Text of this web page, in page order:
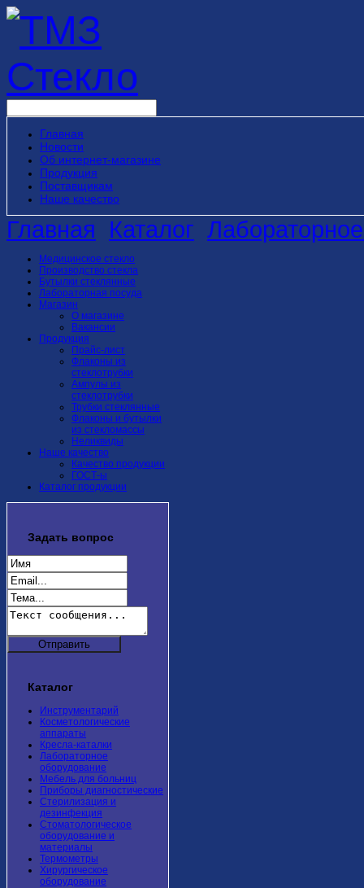
Главная
Новости
Об интернет-магазине
Продукция
Поставщикам
Наше качество
Главная Каталог
Медицинское стекло
Производство стекла
Бутылки стеклянные
Лабораторная посуда
Магазин
О магазине
Вакансии
Продукция
Прайс-лист
Флаконы из
стеклотрубки
Ампулы из
стеклотрубки
Трубки стеклянные
Флаконы и бутылки
из стекломассы
Неликвиды
Наше качество
Качество продукции
ГОСТ-ы
Каталог продукции
Задать вопрос
Каталог
Инструментарий
Косметологические
аппараты
Кресла-каталки
Лабораторное
оборудование
Мебель для больниц
Приборы диагностические
Стерилизация и
дезинфекция
Стоматологическое
оборудование и
материалы
Термометры
Хирургическое
оборудование